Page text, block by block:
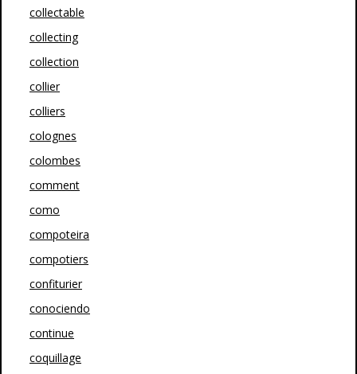
collectable
collecting
collection
collier
colliers
colognes
colombes
comment
como
compoteira
compotiers
confiturier
conociendo
continue
coquillage